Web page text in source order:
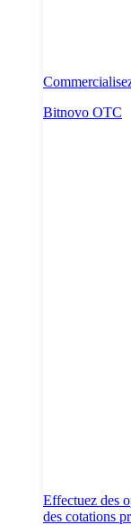
Bitnovo OTC
Effectuez des
des cotations